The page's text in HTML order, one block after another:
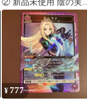
② 新品未使用 陰の実力
者
¥777